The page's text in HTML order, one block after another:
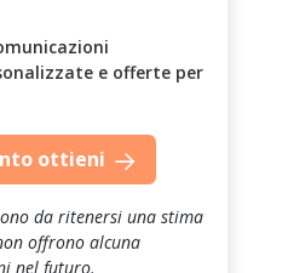
e offerte per
ottieni
da ritenersi una stima
offrono alcuna
nel futuro.